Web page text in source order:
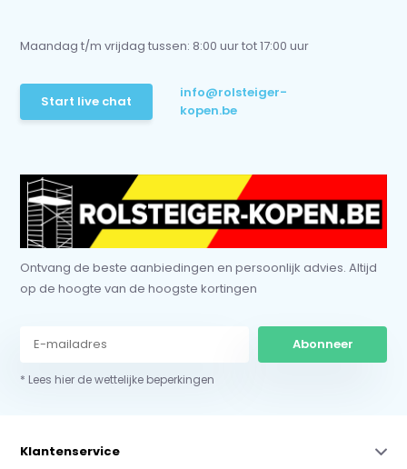
Maandag t/m vrijdag tussen: 8:00 uur tot 17:00 uur
Start live chat
info@rolsteiger-
kopen.be
Ontvang de beste aanbiedingen en persoonlijk advies. Altijd
op de hoogte van de hoogste kortingen
Abonneer
* Lees hier de wettelijke beperkingen
Klantenservice